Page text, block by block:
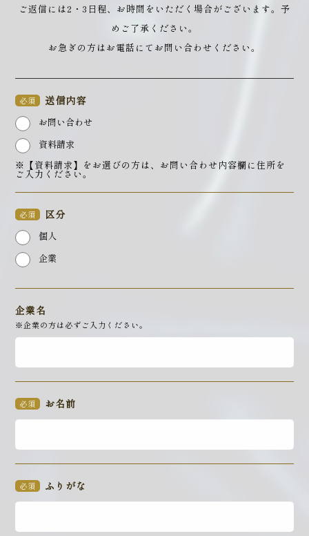
ご返信には2・3日程、お時間をいただく場合がございます。予
めご了承ください。
お急ぎの方はお電話にてお問い合わせください。
送信内容
必須
お問い合わせ
資料請求
※【資料請求】をお選びの方は、お問い合わせ内容欄に住所を
ご入力ください。
区分
必須
個人
企業
企業名
※企業の方は必ずご入力ください。
お名前
必須
ふりがな
必須